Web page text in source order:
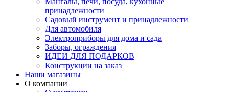
принадлежности
Садовый инструмент и принадлежности
Для автомобиля
Электроприборы для дома и сада
Заборы, ограждения
ИДЕИ ДЛЯ ПОДАРКОВ
Конструкции на заказ
Наши магазины
О компании